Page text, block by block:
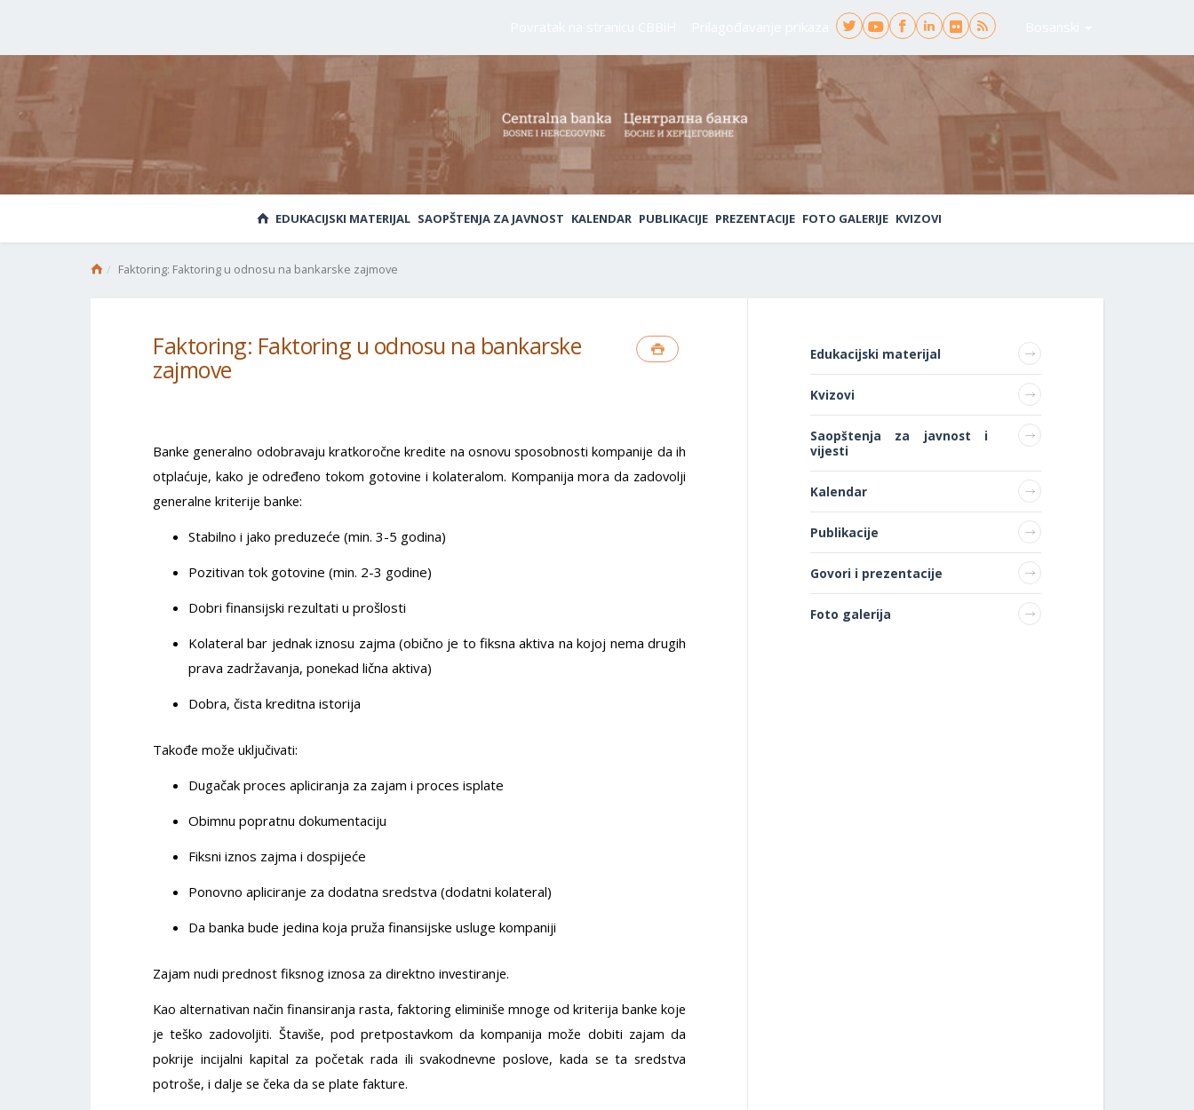
EDUKACIJSKI MATERIJAL SAOPŠTENJA ZA JAVNOST KALENDAR PUBLIKACIJE PREZENTACIJE FOTO GALERIJE KVIZOVI
Faktoring: Faktoring u odnosu na bankarske zajmove
Faktoring: Faktoring u odnosu na bankarske
zajmove
Banke generalno odobravaju kratkoročne kredite na osnovu sposobnosti kompanije da ih
otplaćuje, kako je određeno tokom gotovine i kolateralom. Kompanija mora da zadovolji
generalne kriterije banke:
Stabilno i jako preduzeće (min. 3-5 godina)
Pozitivan tok gotovine (min. 2-3 godine)
Dobri finansijski rezultati u prošlosti
Kolateral bar jednak iznosu zajma (obično je to fiksna aktiva na kojoj nema drugih
prava zadržavanja, ponekad lična aktiva)
Dobra, čista kreditna istorija
Takođe može uključivati:
Dugačak proces apliciranja za zajam i proces isplate
Obimnu popratnu dokumentaciju
Fiksni iznos zajma i dospijeće
Ponovno apliciranje za dodatna sredstva (dodatni kolateral)
Da banka bude jedina koja pruža finansijske usluge kompaniji
Zajam nudi prednost fiksnog iznosa za direktno investiranje.
Kao alternativan način finansiranja rasta, faktoring eliminiše mnoge od kriterija banke koje
je teško zadovoljiti. Štaviše, pod pretpostavkom da kompanija može dobiti zajam da
pokrije incijalni kapital za početak rada ili svakodnevne poslove, kada se ta sredstva
potroše, i dalje se čeka da se plate fakture.
Edukacijski materijal
Kvizovi
Saopštenja za javnost i
vijesti
Kalendar
Publikacije
Govori i prezentacije
Foto galerija